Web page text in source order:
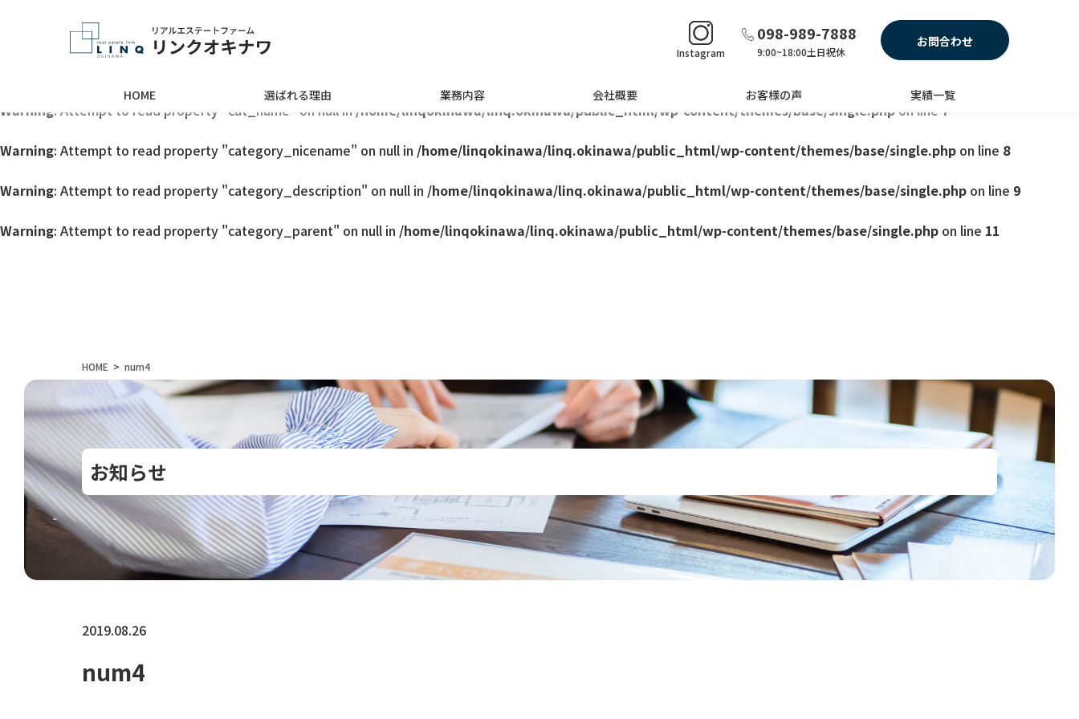
Instagram
098-989-7888
9:00~18:00土日祝休
お問合わせ
HOME 選ばれる理由 業務内容 会社概要 お客様の声 実績一覧
: Undefined array key 0 in/home/linqokinawa/linq.okinawa/public_html/wp-content/themes/base/single.php on line4
Warning: Attempt to read property "cat_name" on null in /home/linqokinawa/linq.okinawa/public_html/wp-content/themes/base/single.php on line 7
Warning: Attempt to read property "category_nicename" on null in /home/linqokinawa/linq.okinawa/public_html/wp-content/themes/base/single.php on line 8
Warning: Attempt to read property "category_description" on null in /home/linqokinawa/linq.okinawa/public_html/wp-content/themes/base/single.php on line 9
Warning: Attempt to read property "category_parent" on null in /home/linqokinawa/linq.okinawa/public_html/wp-content/themes/base/single.php on line 11
HOME num4
お知らせ
2019.08.26
num4